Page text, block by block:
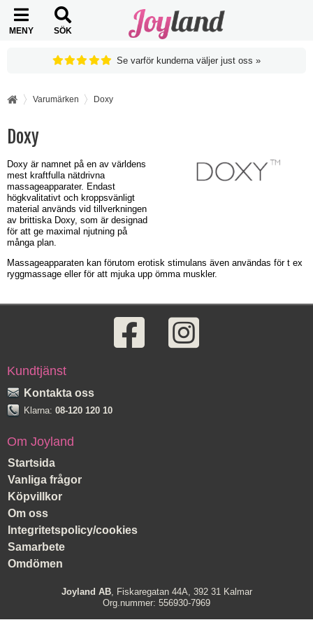
MENY SÖK
Se varför kunderna väljer just oss »
Varumärken Doxy
Doxy
Doxy är namnet på en av världens
mest kraftfulla nätdrivna
massageapparater. Endast
högkvalitativt och kroppsvänligt
material används vid tillverkningen
av brittiska Doxy, som är designad
för att ge maximal njutning på
många plan.
Massageapparaten kan förutom erotisk stimulans även användas för t ex
ryggmassage eller för att mjuka upp ömma muskler.
Kundtjänst
Kontakta oss
Klarna: 08-120 120 10
Om Joyland
Startsida
Vanliga frågor
Köpvillkor
Om oss
Integritetspolicy/cookies
Samarbete
Omdömen
Joyland AB, Fiskaregatan 44A, 392 31 Kalmar
Org.nummer: 556930-7969